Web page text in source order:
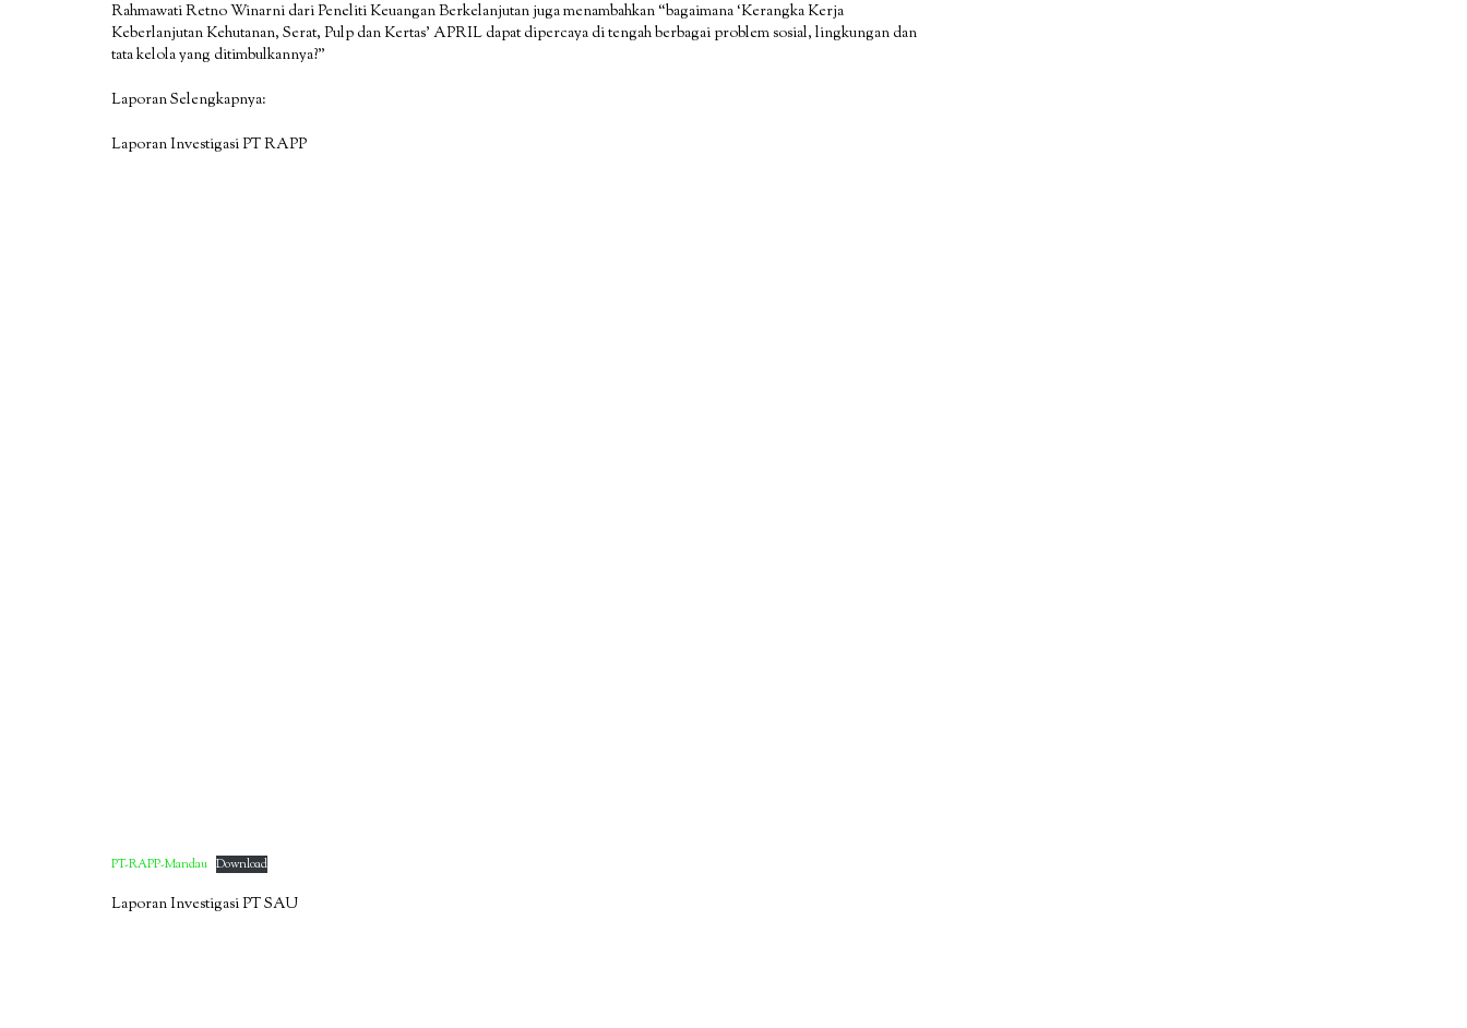
Rahmawati Retno Winarni dari Peneliti Keuangan Berkelanjutan juga menambahkan “bagaimana ‘Kerangka Kerja
Keberlanjutan Kehutanan, Serat, Pulp dan Kertas’ APRIL dapat dipercaya di tengah berbagai problem sosial, lingkungan dan
tata kelola yang ditimbulkannya?”
Laporan Selengkapnya:
Laporan Investigasi PT RAPP
PT-RAPP-Mandau Download
Laporan Investigasi PT SAU